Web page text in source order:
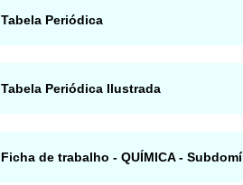
Tabela Periódica
Tabela Periódica Ilustrada
Ficha de trabalho - QUÍMICA -